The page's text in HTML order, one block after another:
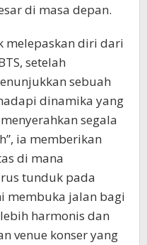
di masa depan.
melepaskan diri dari
setelah
sebuah
dinamika yang
segala
ia memberikan
di mana
tunduk pada
membuka jalan bagi
harmonis dan
venue konser yang